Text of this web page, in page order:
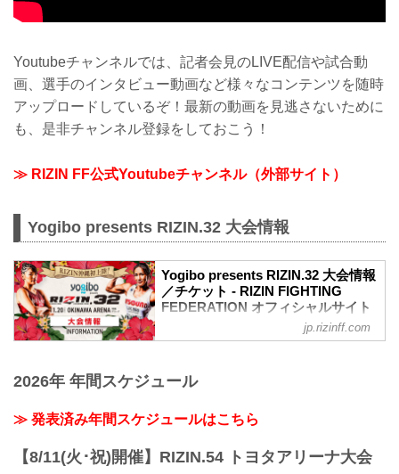
Youtubeチャンネルでは、記者会見のLIVE配信や試合動
画、選手のインタビュー動画など様々なコンテンツを随時
アップロードしているぞ！最新の動画を見逃さないために
も、是非チャンネル登録をしておこう！
≫ RIZIN FF公式Youtubeチャンネル（外部サイト）
Yogibo presents RIZIN.32 大会情報
Yogibo presents RIZIN.32 大会情報
／チケット - RIZIN FIGHTING
FEDERATION オフィシャルサイト
＼
�：沖縄アリーナ
�チケット一般発売 10/31(日)~
pic.twitter.com/pq0DaikQpC
jp.rizinff.com
2026年 年間スケジュール
≫ 発表済み年間スケジュールはこちら
【8/11(火･祝)開催】RIZIN.54 トヨタアリーナ大会